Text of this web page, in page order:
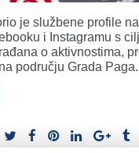
je službene profile
i Instagramu s
o aktivnostima,
području Grada Paga.